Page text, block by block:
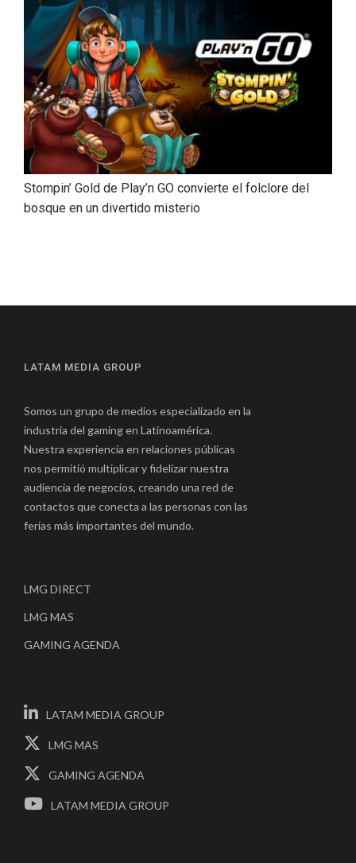
Stompin’ Gold de Play’n GO convierte el folclore del
bosque en un divertido misterio
LATAM MEDIA GROUP
Somos un grupo de medios especializado en la
industria del gaming en Latinoamérica.
Nuestra experiencia en relaciones públicas
nos permitió multiplicar y fidelizar nuestra
audiencia de negocios, creando una red de
contactos que conecta a las personas con las
ferias más importantes del mundo.
LMG DIRECT
LMG MAS
GAMING AGENDA
LATAM MEDIA GROUP
LMG MAS
GAMING AGENDA
LATAM MEDIA GROUP